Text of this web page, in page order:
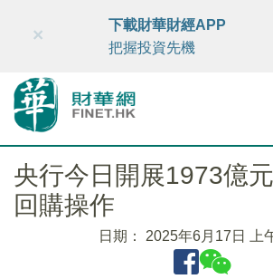
財華智庫網 FINTV FINMETA
×
下載財華財經APP
把握投資先機
央行今日開展1973億
回購操作
日期： 2025年6月17日 上